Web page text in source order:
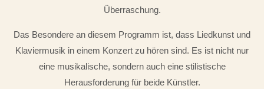
Überraschung.
Das Besondere an diesem Programm ist, dass Liedkunst und
Klaviermusik in einem Konzert zu hören sind. Es ist nicht nur
eine musikalische, sondern auch eine stilistische
Herausforderung für beide Künstler.